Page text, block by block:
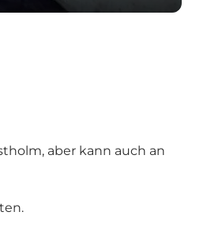
aber kann auch an